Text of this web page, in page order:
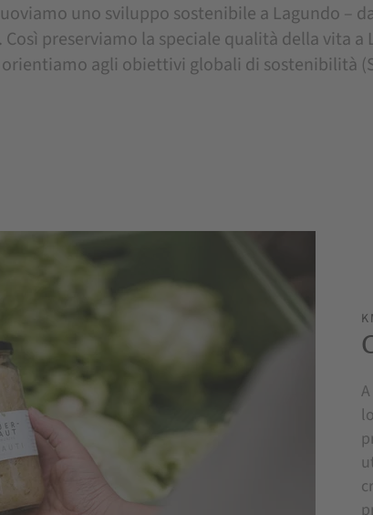
uno sviluppo sostenibile a Lagundo –
. Così preserviamo la speciale qualità della vita a
agli obiettivi globali di sostenibilità